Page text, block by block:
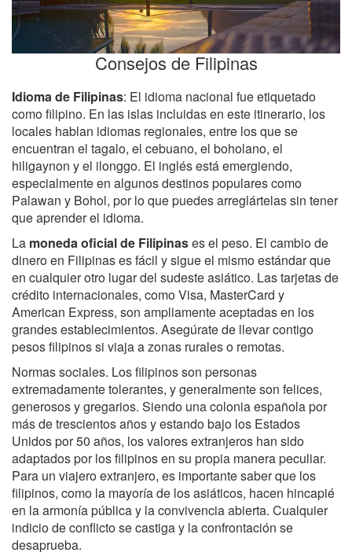
Consejos de Filipinas
Idioma de Filipinas: El idioma nacional fue etiquetado
como filipino. En las islas incluidas en este itinerario, los
locales hablan idiomas regionales, entre los que se
encuentran el tagalo, el cebuano, el boholano, el
hiligaynon y el ilonggo. El inglés está emergiendo,
especialmente en algunos destinos populares como
Palawan y Bohol, por lo que puedes arreglártelas sin tener
que aprender el idioma.
La moneda oficial de Filipinases el peso. El cambio de
dinero en Filipinas es fácil y sigue el mismo estándar que
en cualquier otro lugar del sudeste asiático. Las tarjetas de
crédito internacionales, como Visa, MasterCard y
American Express, son ampliamente aceptadas en los
grandes establecimientos. Asegúrate de llevar contigo
pesos filipinos si viaja a zonas rurales o remotas.
Normas sociales. Los filipinos son personas
extremadamente tolerantes, y generalmente son felices,
generosos y gregarios. Siendo una colonia española por
más de trescientos años y estando bajo los Estados
Unidos por 50 años, los valores extranjeros han sido
adaptados por los filipinos en su propia manera peculiar.
Para un viajero extranjero, es importante saber que los
filipinos, como la mayoría de los asiáticos, hacen hincapié
en la armonía pública y la convivencia abierta. Cualquier
indicio de conflicto se castiga y la confrontación se
desaprueba.